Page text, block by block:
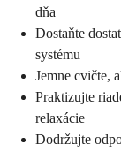
dňa
Dostaňte
systému
Jemne cvičte,
Praktizujte
relaxácie
Dodržujte